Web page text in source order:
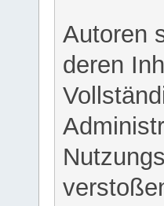
Autoren
deren